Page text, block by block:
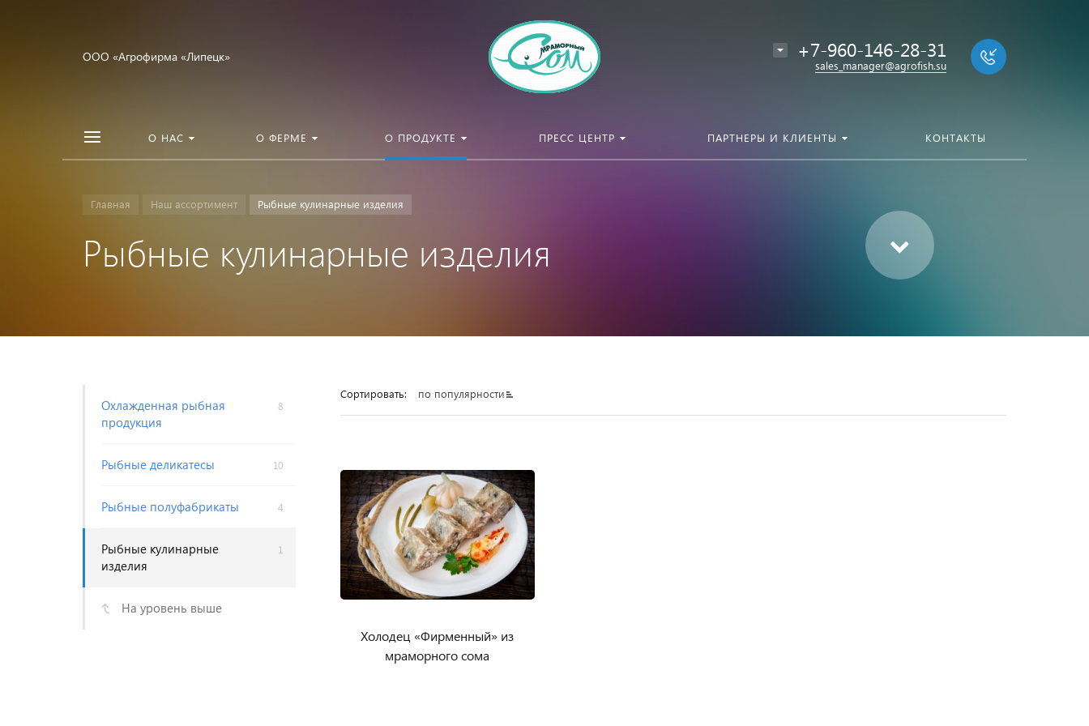
ООО «Агрофирма «Липецк» +7-960-146-28-31
sales_manager@agrofish.su
О НАС О ФЕРМЕ О ПРОДУКТЕ ПРЕСС ЦЕНТР ПАРТНЕРЫ И КЛИЕНТЫ КОНТАКТЫ
Главная Наш ассортимент Рыбные кулинарные изделия
Рыбные кулинарные изделия
Охлажденная рыбная
продукция
8
Рыбные деликатесы 10
Рыбные полуфабрикаты 4
Рыбные кулинарные
изделия
1
На уровень выше
Сортировать: по популярности
Холодец «Фирменный» из
мраморного сома